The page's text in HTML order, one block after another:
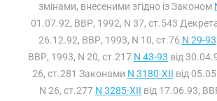
змінами, внесеними згідно із Законом
01.07.92, ВВР, 1992, N 37, ст.543
26.12.92, ВВР, 1993, N 10, ст.76 N 29-93
ВВР, 1993, N 20, ст.217 N 43-93 від
26, ст.281 Законами N 3180-XII від
N 26, ст.277 N 3285-XII від 17.06.93,